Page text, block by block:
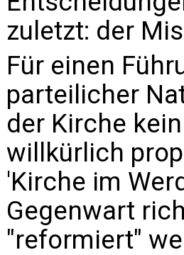
zuletzt: der
Für einen
parteilicher
der Kirche
willkürlich
'Kirche im
Gegenwart
"reformiert"